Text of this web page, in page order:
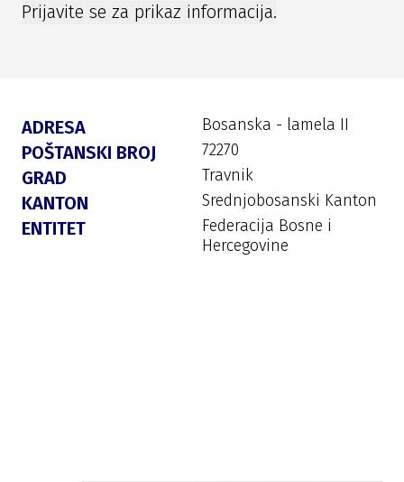
Prijavite se za prikaz informacija.
ADRESA Bosanska - lamela II
POŠTANSKI BROJ 72270
GRAD Travnik
KANTON Srednjobosanski Kanton
ENTITET
Federacija Bosne i
Hercegovine